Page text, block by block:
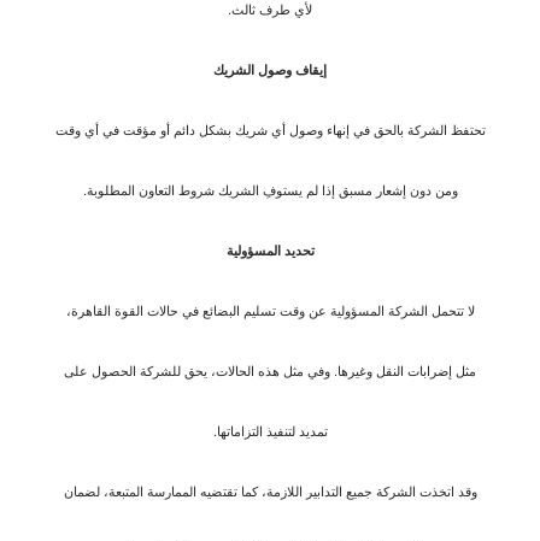
لأي طرف ثالث.
إيقاف وصول الشريك
تحتفظ الشركة بالحق في إنهاء وصول أي شريك بشكل دائم أو مؤقت في أي وقت
ومن دون إشعار مسبق إذا لم يستوفِ الشريك شروط التعاون المطلوبة.
تحديد المسؤولية
لا تتحمل الشركة المسؤولية عن وقت تسليم البضائع في حالات القوة القاهرة،
مثل إضرابات النقل وغيرها. وفي مثل هذه الحالات، يحق للشركة الحصول على
تمديد لتنفيذ التزاماتها.
وقد اتخذت الشركة جميع التدابير اللازمة، كما تقتضيه الممارسة المتبعة، لضمان